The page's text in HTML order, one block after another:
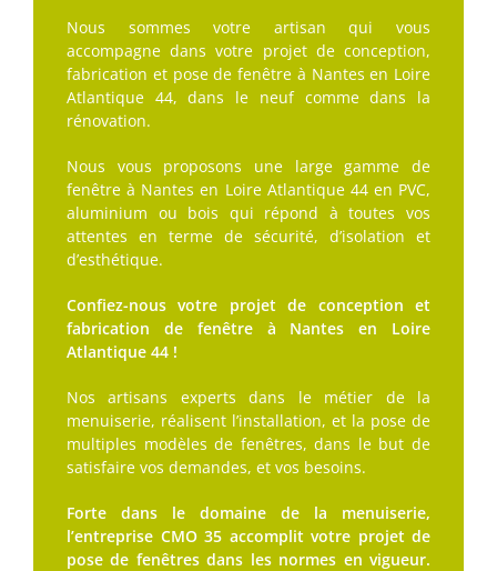
Nous sommes votre artisan qui vous
accompagne dans votre projet de conception,
fabrication et pose de fenêtre à Nantes en Loire
Atlantique 44, dans le neuf comme dans la
rénovation.
Nous vous proposons une large gamme de
fenêtre à Nantes en Loire Atlantique 44 en PVC,
aluminium ou bois qui répond à toutes vos
attentes en terme de sécurité, d’isolation et
d’esthétique.
Confiez-nous votre projet de conception et
fabrication de fenêtre à Nantes en Loire
Atlantique 44 !
Nos artisans experts dans le métier de la
menuiserie, réalisent l’installation, et la pose de
multiples modèles de fenêtres, dans le but de
satisfaire vos demandes, et vos besoins.
Forte dans le domaine de la menuiserie,
l’entreprise CMO 35 accomplit votre projet de
pose de fenêtres dans les normes en vigueur.